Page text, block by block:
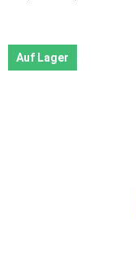
Auf Lager